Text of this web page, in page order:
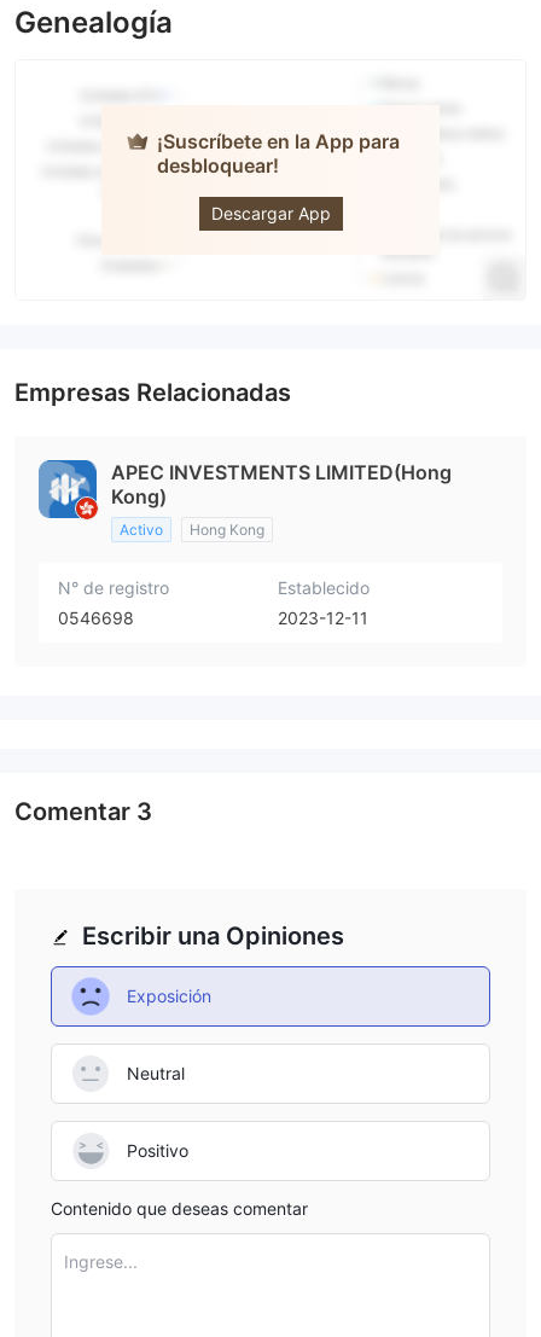
Genealogía
¡Suscríbete en la App para
desbloquear!
Descargar App
APEC
Empresas Relacionadas
APEC INVESTMENTS LIMITED(Hong
Kong)
Activo Hong Kong
N° de registro
0546698
Establecido
2023-12-11
Escribir una Opiniones
Exposición
Neutral
Positivo
Contenido que deseas comentar
Ingrese...
Comentar 3